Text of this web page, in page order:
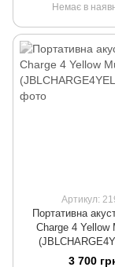
Немає в
Артикул:
Портативна
Charge 4 Yellow
3 700